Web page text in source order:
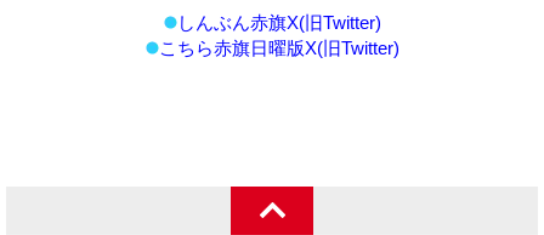
しんぶん赤旗X(旧Twitter)
こちら赤旗日曜版X(旧Twitter)